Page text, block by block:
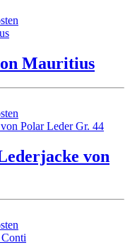
Mauritius
von